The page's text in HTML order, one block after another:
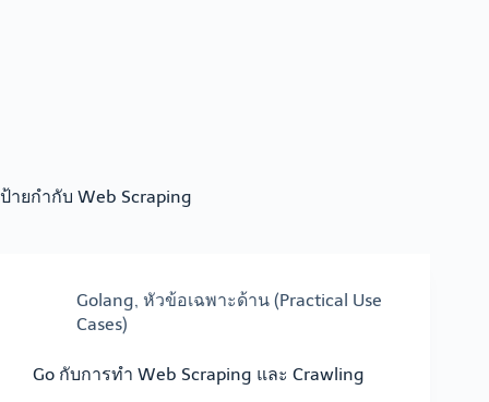
ป้ายกำกับ Web Scraping
Golang, หัวข้อเฉพาะด้าน (Practical Use
Cases)
Go กับการทำ Web Scraping และ Crawling